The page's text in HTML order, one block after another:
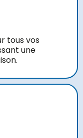
tous vos
une